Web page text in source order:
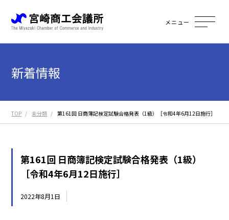
メニュー
新着情報
TOP 未分類 第161回 日商簿記検定試験合格発表（1級）［令和4年6月12日施行］
第161回 日商簿記検定試験合格発表（1級）
［令和4年6月12日施行］
2022年8月1日